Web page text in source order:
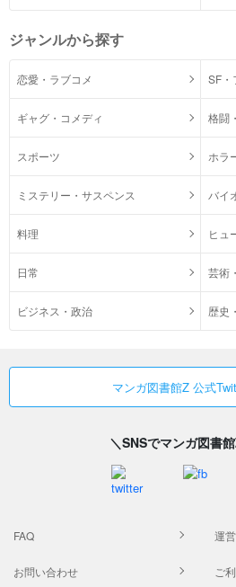
ジャンルから探す
恋愛・ラブコメ SF・
ギャグ・コメディ 格闘
スポーツ ホラ
ミステリー・サスペンス バイ
料理 ヒュ
日常 芸術
ビジネス・政治 歴史
マンガ図書館Z 公式
＼SNSでマンガ図書
FAQ 運
お問い合わせ ご